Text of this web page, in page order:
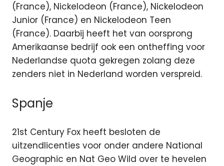
(France), Nickelodeon (France), Nickelodeon
Junior (France) en Nickelodeon Teen
(France). Daarbij heeft het van oorsprong
Amerikaanse bedrijf ook een ontheffing voor
Nederlandse quota gekregen zolang deze
zenders niet in Nederland worden verspreid.
Spanje
21st Century Fox heeft besloten de
uitzendlicenties voor onder andere National
Geographic en Nat Geo Wild over te hevelen